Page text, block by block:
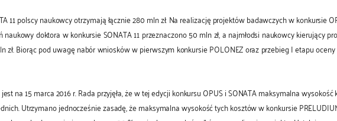
11 polscy naukowcy otrzymają łącznie 280 mln zł. Na realizację projektów badawczych w konkursie
doktora w konkursie SONATA 11 przeznaczono 50 mln zł, a najmłodsi naukowcy kierujący
Biorąc pod uwagę nabór wniosków w pierwszym konkursie POLONEZ oraz przebieg I etapu
na 15 marca 2016 r. Rada przyjęła, że w tej edycji konkursu OPUS i SONATA maksymalna
Utrzymano jednocześnie zasadę, że maksymalna wysokość tych kosztów w konkursie